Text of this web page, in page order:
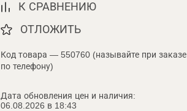
К СРАВНЕНИЮ
ОТЛОЖИТЬ
Код товара — 550760 (называйте при заказе
по телефону)
Дата обновления цен и наличия:
06.08.2026 в 18:43